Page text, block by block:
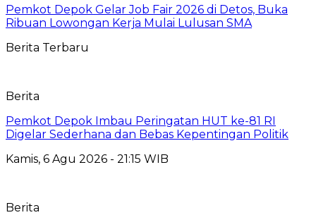
Pemkot Depok Gelar Job Fair 2026 di Detos, Buka
Ribuan Lowongan Kerja Mulai Lulusan SMA
Berita Terbaru
Berita
Pemkot Depok Imbau Peringatan HUT ke-81 RI
Digelar Sederhana dan Bebas Kepentingan Politik
Kamis, 6 Agu 2026 - 21:15 WIB
Berita